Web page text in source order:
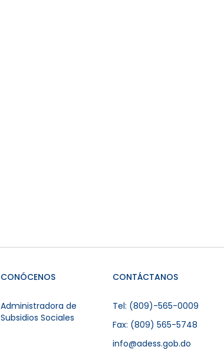
CONÓCENOS
Administradora de
Subsidios Sociales
CONTÁCTANOS
Tel: (809)-565-0009
Fax: (809) 565-5748
info@adess.gob.do